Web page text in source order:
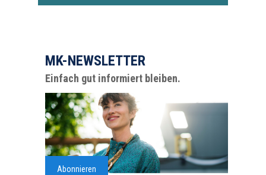
MK-NEWSLETTER
Einfach gut informiert bleiben.
Abonnieren